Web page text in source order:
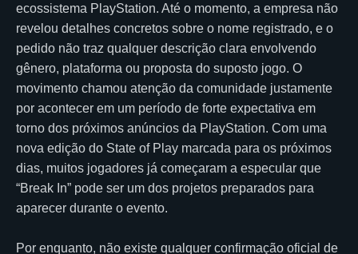
ecossistema PlayStation. Até o momento, a empresa não
revelou detalhes concretos sobre o nome registrado, e o
pedido não traz qualquer descrição clara envolvendo
gênero, plataforma ou proposta do suposto jogo. O
movimento chamou atenção da comunidade justamente
por acontecer em um período de forte expectativa em
torno dos próximos anúncios da PlayStation. Com uma
nova edição do State of Play marcada para os próximos
dias, muitos jogadores já começaram a especular que
“Break In” pode ser um dos projetos preparados para
aparecer durante o evento.
Por enquanto, não existe qualquer confirmação oficial de